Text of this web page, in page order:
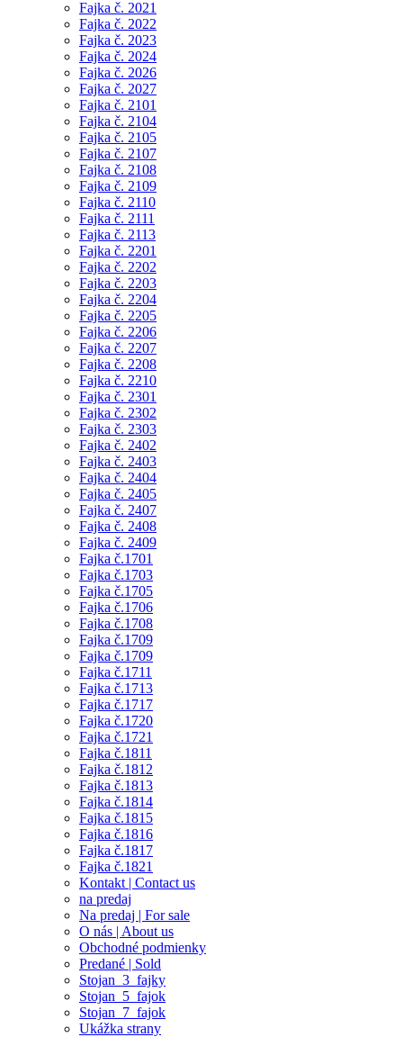
Fajka č. 2021
Fajka č. 2022
Fajka č. 2023
Fajka č. 2024
Fajka č. 2026
Fajka č. 2027
Fajka č. 2101
Fajka č. 2104
Fajka č. 2105
Fajka č. 2107
Fajka č. 2108
Fajka č. 2109
Fajka č. 2110
Fajka č. 2111
Fajka č. 2113
Fajka č. 2201
Fajka č. 2202
Fajka č. 2203
Fajka č. 2204
Fajka č. 2205
Fajka č. 2206
Fajka č. 2207
Fajka č. 2208
Fajka č. 2210
Fajka č. 2301
Fajka č. 2302
Fajka č. 2303
Fajka č. 2402
Fajka č. 2403
Fajka č. 2404
Fajka č. 2405
Fajka č. 2407
Fajka č. 2408
Fajka č. 2409
Fajka č.1701
Fajka č.1703
Fajka č.1705
Fajka č.1706
Fajka č.1708
Fajka č.1709
Fajka č.1709
Fajka č.1711
Fajka č.1713
Fajka č.1717
Fajka č.1720
Fajka č.1721
Fajka č.1811
Fajka č.1812
Fajka č.1813
Fajka č.1814
Fajka č.1815
Fajka č.1816
Fajka č.1817
Fajka č.1821
Kontakt | Contact us
na predaj
Na predaj | For sale
O nás | About us
Obchodné podmienky
Predané | Sold
Stojan_3_fajky
Stojan_5_fajok
Stojan_7_fajok
Ukážka strany